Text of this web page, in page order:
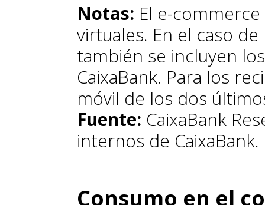
Notas: El e-
virtuales. En el caso
también se incluyen
CaixaBank. Para los
móvil de los dos
Fuente: CaixaBank
internos de CaixaBank.
Consumo en el